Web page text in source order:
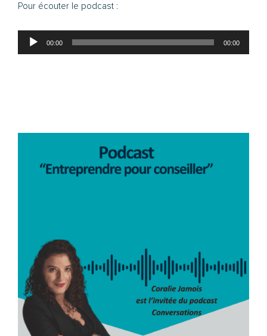
Pour écouter le podcast :
Lecteur
audio
00:00 00:00